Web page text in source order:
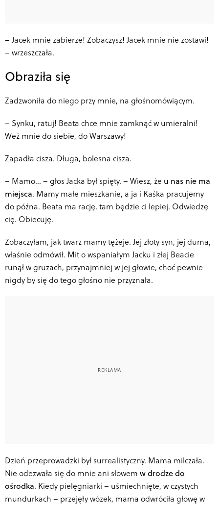
– Jacek mnie zabierze! Zobaczysz! Jacek mnie nie zostawi!
– wrzeszczała.
Obraziła się
Zadzwoniła do niego przy mnie, na głośnomówiącym.
– Synku, ratuj! Beata chce mnie zamknąć w umieralni!
Weź mnie do siebie, do Warszawy!
Zapadła cisza. Długa, bolesna cisza.
– Mamo… – głos Jacka był spięty. – Wiesz, że u nas nie ma
miejsca. Mamy małe mieszkanie, a ja i Kaśka pracujemy
do późna. Beata ma rację, tam będzie ci lepiej. Odwiedzę
cię. Obiecuję.
Zobaczyłam, jak twarz mamy tężeje. Jej złoty syn, jej duma,
właśnie odmówił. Mit o wspaniałym Jacku i złej Beacie
runął w gruzach, przynajmniej w jej głowie, choć pewnie
nigdy by się do tego głośno nie przyznała.
Dzień przeprowadzki był surrealistyczny. Mama milczała.
Nie odezwała się do mnie ani słowem w drodze do
ośrodka. Kiedy pielęgniarki – uśmiechnięte, w czystych
mundurkach – przejęły wózek, mama odwróciła głowę w